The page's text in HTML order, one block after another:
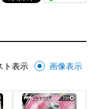
ト表示 画像表示